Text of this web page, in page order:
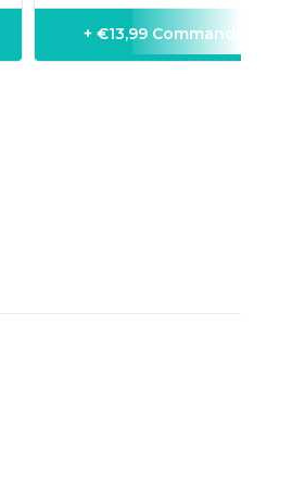
+ €13,99 Commander le